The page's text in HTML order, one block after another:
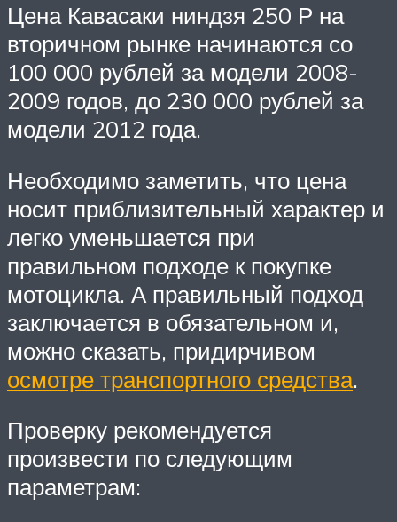
Цена Кавасаки ниндзя 250 Р на
вторичном рынке начинаются со
100 000 рублей за модели 2008-
2009 годов, до 230 000 рублей за
модели 2012 года.
Необходимо заметить, что цена
носит приблизительный характер и
легко уменьшается при
правильном подходе к покупке
мотоцикла. А правильный подход
заключается в обязательном и,
можно сказать, придирчивом
осмотре транспортного средства.
Проверку рекомендуется
произвести по следующим
параметрам: